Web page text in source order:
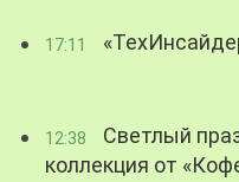
17:11
12:38
Светлый
коллекция от